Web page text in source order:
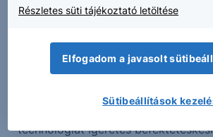
együtt hosszabb élettartamot,
A szilárdtest akkumulátorok
QuantumScape jelent meg a
technológiát ígéretes
Részletes süti tájékoztató letöltése
Elfogadom a javasolt
Sütibeállítások